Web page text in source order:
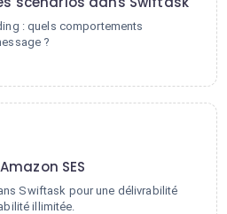
: quels comportements
?
SES
Swiftask pour une délivrabilité
illimitée.